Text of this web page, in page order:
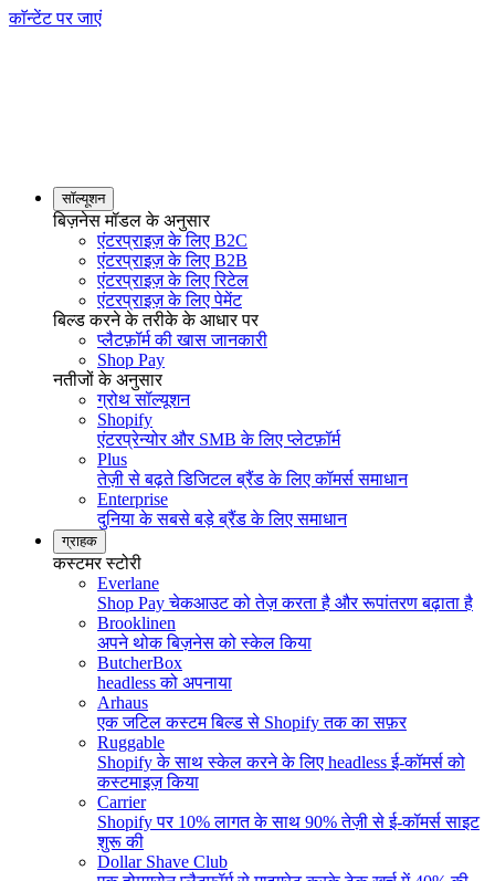
काॅन्टेंट पर जाएं
सॉल्यूशन
बिज़नेस मॉडल के अनुसार
एंटरप्राइज़ के लिए B2C
एंटरप्राइज़ के लिए B2B
एंटरप्राइज़ के लिए रिटेल
एंटरप्राइज़ के लिए पेमेंट
बिल्ड करने के तरीके के आधार पर
प्लैटफ़ॉर्म की खास जानकारी
Shop Pay
नतीजों के अनुसार
ग्रोथ सॉल्यूशन
Shopify
एंटरप्रेन्योर और SMB के लिए प्लेटफ़ॉर्म
Plus
तेज़ी से बढ़ते डिजिटल ब्रैंड के लिए कॉमर्स समाधान
Enterprise
दुनिया के सबसे बड़े ब्रैंड के लिए समाधान
ग्राहक
कस्टमर स्टोरी
Everlane
Shop Pay चेकआउट को तेज़ करता है और रूपांतरण बढ़ाता है
Brooklinen
अपने थोक बिज़नेस को स्केल किया
ButcherBox
headless को अपनाया
Arhaus
एक जटिल कस्टम बिल्ड से Shopify तक का सफ़र
Ruggable
Shopify के साथ स्केल करने के लिए headless ई-कॉमर्स को
कस्टमाइज़ किया
Carrier
Shopify पर 10% लागत के साथ 90% तेज़ी से ई-कॉमर्स साइट
शुरू की
Dollar Shave Club